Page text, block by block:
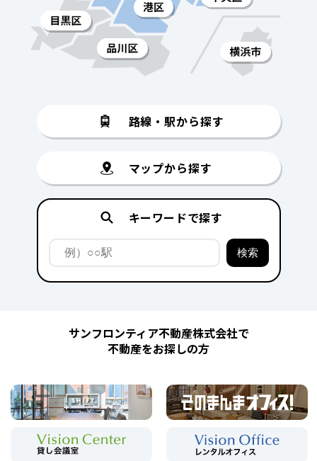
路線・駅から探す
マップから探す
キーワードで探す
サンフロンティア不動産株式会社で
不動産をお探しの方